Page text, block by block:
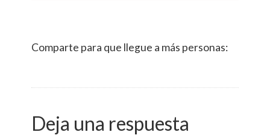
Comparte para que llegue a más personas:
Deja una respuesta